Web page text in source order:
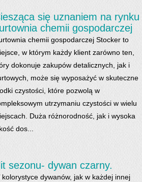
się uznaniem na rynku
chemii gospodarczej
chemii gospodarczej Stocker to
w którym każdy klient zarówno ten,
dokonuje zakupów detalicznych, jak i
może się wyposażyć w skuteczne
czystości, które pozwolą w
utrzymaniu czystości w wielu
Duża różnorodność, jak i wysoka
dos...
sezonu- dywan czarny.
kolorystyce dywanów, jak w każdej innej